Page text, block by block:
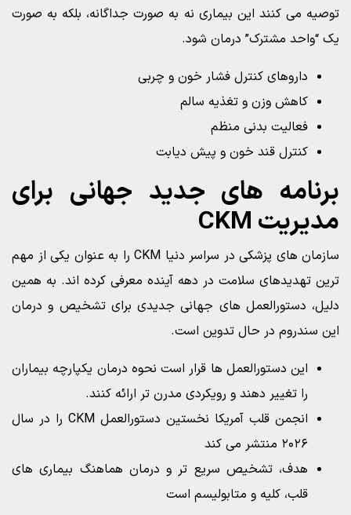
توصیه می کنند این بیماری نه به صورت جداگانه، بلکه به صورت
یک “واحد مشترک” درمان شود.
داروهای کنترل فشار خون و چربی
کاهش وزن و تغذیه سالم
فعالیت بدنی منظم
کنترل قند خون و پیش دیابت
برنامه های جدید جهانی برای
مدیریت CKM
سازمان های پزشکی در سراسر دنیا CKM را به عنوان یکی از مهم
ترین تهدیدهای سلامت در دهه آینده معرفی کرده اند. به همین
دلیل، دستورالعمل های جهانی جدیدی برای تشخیص و درمان
این سندروم در حال تدوین است.
این دستورالعمل ها قرار است نحوه درمان یکپارچه بیماران
را تغییر دهند و رویکردی مدرن تر ارائه کنند.
انجمن قلب آمریکا نخستین دستورالعمل CKM را در سال
۲۰۲۶ منتشر می کند
هدف، تشخیص سریع تر و درمان هماهنگ بیماری های
قلب، کلیه و متابولیسم است